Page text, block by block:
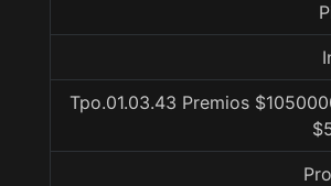
Tpo.01.03.43 Premios